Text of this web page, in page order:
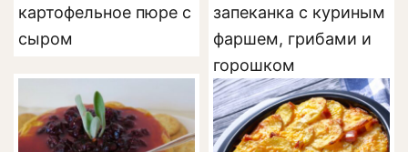
картофельное пюре с
сыром
запеканка с куриным
фаршем, грибами и
горошком